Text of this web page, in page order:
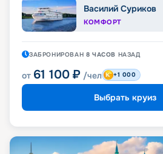
Василий Суриков
КОМФОРТ
ЗАБРОНИРОВАН 8 ЧАСОВ НАЗАД
от 61 100 ₽ /чел +1 000
Выбрать круиз